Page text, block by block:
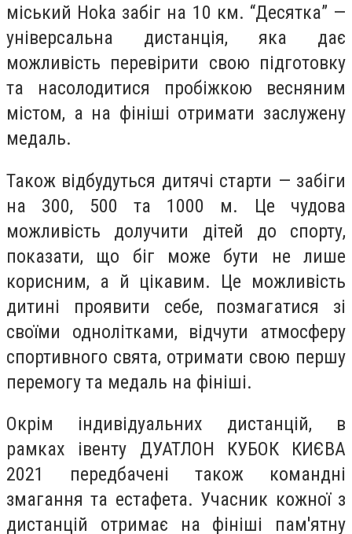
міський Hoka забіг на 10 км. “Десятка” —
універсальна дистанція, яка дає
можливість перевірити свою підготовку
та насолодитися пробіжкою весняним
містом, а на фініші отримати заслужену
медаль.
Також відбудуться дитячі старти — забіги
на 300, 500 та 1000 м. Це чудова
можливість долучити дітей до спорту,
показати, що біг може бути не лише
корисним, а й цікавим. Це можливість
дитині проявити себе, позмагатися зі
своїми однолітками, відчути атмосферу
спортивного свята, отримати свою першу
перемогу та медаль на фініші.
Окрім індивідуальних дистанцій, в
рамках івенту ДУАТЛОН КУБОК КИЄВА
2021 передбачені також командні
змагання та естафета. Учасник кожної з
дистанцій отримає на фініші пам'ятну